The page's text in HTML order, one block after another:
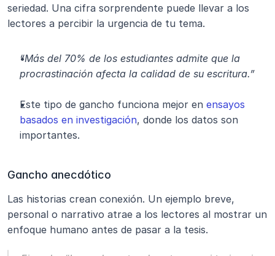
seriedad. Una cifra sorprendente puede llevar a los
lectores a percibir la urgencia de tu tema.
“Más del 70% de los estudiantes admite que la
procrastinación afecta la calidad de su escritura.”
Este tipo de gancho funciona mejor en ensayos
basados en investigación, donde los datos son
importantes.
Gancho anecdótico
Las historias crean conexión. Un ejemplo breve,
personal o narrativo atrae a los lectores al mostrar un
enfoque humano antes de pasar a la tesis.